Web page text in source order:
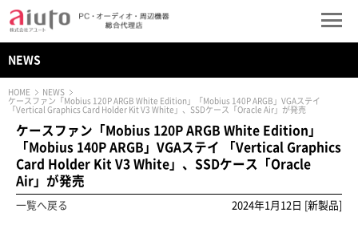
NEWS
HOME
NEWS
ケースファン「Mobius 120P ARGB White Edition」「Mobius 140P ARGB」VGAステイ
「Vertical Graphics Card Holder Kit V3 White」、SSDケース「Oracle Air」が発売
ケースファン「Mobius 120P ARGB White Edition」
「Mobius 140P ARGB」VGAステイ 「Vertical Graphics
Card Holder Kit V3 White」、SSDケース「Oracle
Air」が発売
一覧へ戻る 2024年1月12日 [新製品]